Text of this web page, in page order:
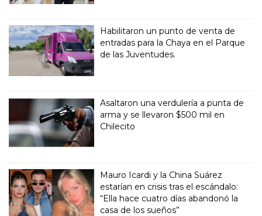
Habilitaron un punto de venta de
entradas para la Chaya en el Parque
de las Juventudes.
Asaltaron una verdulería a punta de
arma y se llevaron $500 mil en
Chilecito
Mauro Icardi y la China Suárez
estarían en crisis tras el escándalo:
“Ella hace cuatro días abandonó la
casa de los sueños”